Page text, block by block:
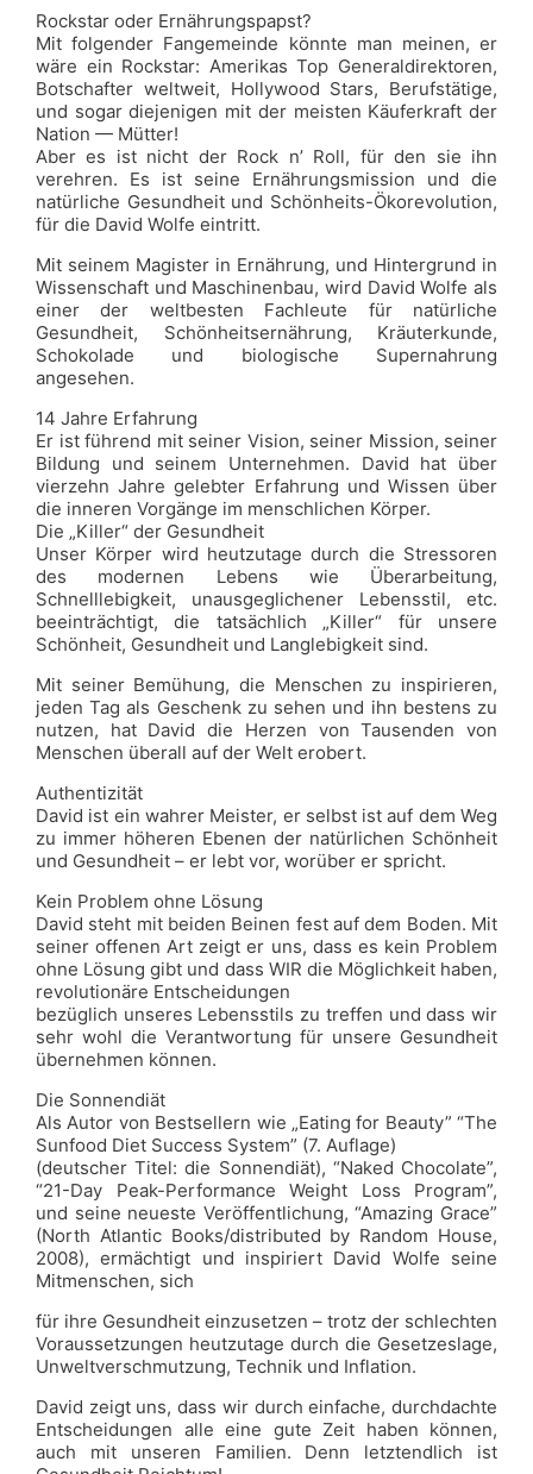
Rockstar oder Ernährungspapst?
Mit folgender Fangemeinde könnte man meinen, er
wäre ein Rockstar: Amerikas Top Generaldirektoren,
Botschafter weltweit, Hollywood Stars, Berufstätige,
und sogar diejenigen mit der meisten Käuferkraft der
Nation — Mütter!
Aber es ist nicht der Rock n’ Roll, für den sie ihn
verehren. Es ist seine Ernährungsmission und die
natürliche Gesundheit und Schönheits-Ökorevolution,
für die David Wolfe eintritt.
Mit seinem Magister in Ernährung, und Hintergrund in
Wissenschaft und Maschinenbau, wird David Wolfe als
einer der weltbesten Fachleute für natürliche
Gesundheit, Schönheitsernährung, Kräuterkunde,
Schokolade und biologische Supernahrung
angesehen.
14 Jahre Erfahrung
Er ist führend mit seiner Vision, seiner Mission, seiner
Bildung und seinem Unternehmen. David hat über
vierzehn Jahre gelebter Erfahrung und Wissen über
die inneren Vorgänge im menschlichen Körper.
Die „Killer“ der Gesundheit
Unser Körper wird heutzutage durch die Stressoren
des modernen Lebens wie Überarbeitung,
Schnelllebigkeit, unausgeglichener Lebensstil, etc.
beeinträchtigt, die tatsächlich „Killer“ für unsere
Schönheit, Gesundheit und Langlebigkeit sind.
Mit seiner Bemühung, die Menschen zu inspirieren,
jeden Tag als Geschenk zu sehen und ihn bestens zu
nutzen, hat David die Herzen von Tausenden von
Menschen überall auf der Welt erobert.
Authentizität
David ist ein wahrer Meister, er selbst ist auf dem Weg
zu immer höheren Ebenen der natürlichen Schönheit
und Gesundheit – er lebt vor, worüber er spricht.
Kein Problem ohne Lösung
David steht mit beiden Beinen fest auf dem Boden. Mit
seiner offenen Art zeigt er uns, dass es kein Problem
ohne Lösung gibt und dass WIR die Möglichkeit haben,
revolutionäre Entscheidungen
bezüglich unseres Lebensstils zu treffen und dass wir
sehr wohl die Verantwortung für unsere Gesundheit
übernehmen können.
Die Sonnendiät
Als Autor von Bestsellern wie „Eating for Beauty” “The
Sunfood Diet Success System” (7. Auflage)
(deutscher Titel: die Sonnendiät), “Naked Chocolate”,
“21-Day Peak-Performance Weight Loss Program”,
und seine neueste Veröffentlichung, “Amazing Grace”
(North Atlantic Books/distributed by Random House,
2008), ermächtigt und inspiriert David Wolfe seine
Mitmenschen, sich
für ihre Gesundheit einzusetzen – trotz der schlechten
Voraussetzungen heutzutage durch die Gesetzeslage,
Unweltverschmutzung, Technik und Inflation.
David zeigt uns, dass wir durch einfache, durchdachte
Entscheidungen alle eine gute Zeit haben können,
auch mit unseren Familien. Denn letztendlich ist